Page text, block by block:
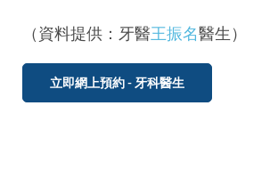
（資料提供：牙醫王振名醫生）
立即網上預約 - 牙科醫生